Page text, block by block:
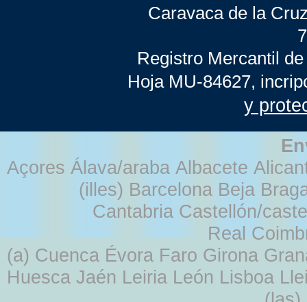
Caravaca de la
Registro Mercantil
Hoja MU-84627,
y
Açores Álava/araba Albacete
(illes) Barcelona Beja
Cantabria Castellón/
Real
(a) Cuenca Évora Faro Girona
Huesca Jaén Leiria León Lisboa